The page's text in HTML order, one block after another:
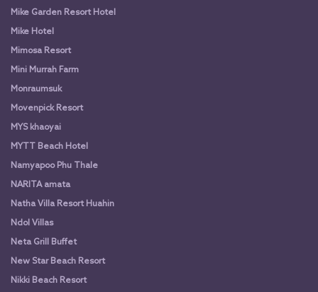
Mike Garden Resort Hotel
Mike Hotel
Mimosa Resort
Mini Murrah Farm
Monraumsuk
Movenpick Resort
MYS khaoyai
MYTT Beach Hotel
Namyapoo Phu Thale
NARITA amata
Natha Villa Resort Huahin
Ndol Villas
Neta Grill Buffet
New Star Beach Resort
Nikki Beach Resort